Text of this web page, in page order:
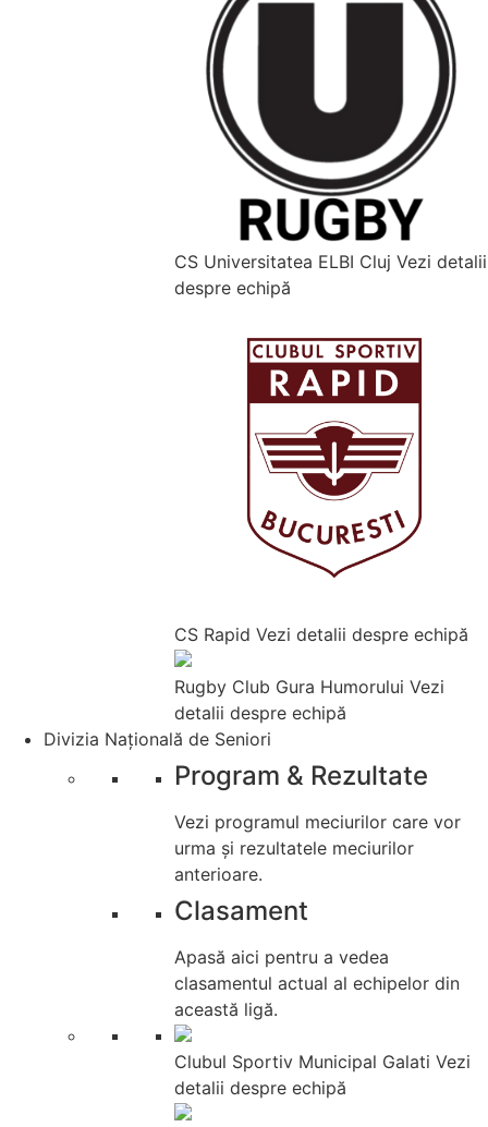
CS Universitatea ELBI Cluj Vezi detalii
despre echipă
CS Rapid Vezi detalii despre echipă
Rugby Club Gura Humorului Vezi
detalii despre echipă
Divizia Națională de Seniori
Program & Rezultate
Vezi programul meciurilor care vor
urma și rezultatele meciurilor
anterioare.
Clasament
Apasă aici pentru a vedea
clasamentul actual al echipelor din
această ligă.
Clubul Sportiv Municipal Galati Vezi
detalii despre echipă